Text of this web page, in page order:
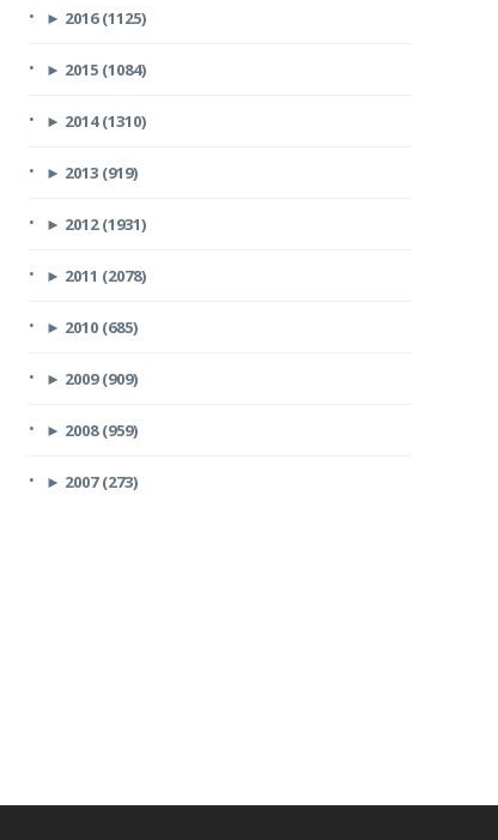
► 2016 (1125)
► 2015 (1084)
► 2014 (1310)
► 2013 (919)
► 2012 (1931)
► 2011 (2078)
► 2010 (685)
► 2009 (909)
► 2008 (959)
► 2007 (273)